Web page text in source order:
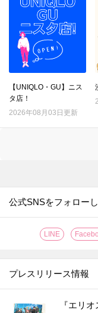
【UNIQLO・GU】ニス
タ店！
2026年08月03日更新
公式SNSをフォローし
LINE
プレスリリース情報
『エリ